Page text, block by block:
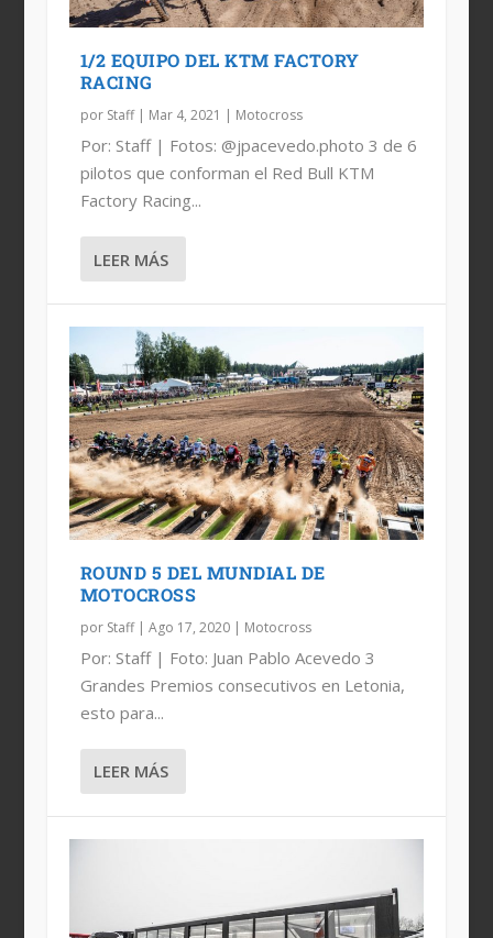
MOTOCROSS
MXGP
ANDRADE
1/2 EQUIPO DEL KTM FACTORY
RACING
por Staff| Mar 4, 2021 | Motocross
Por: Staff | Fotos: @jpacevedo.photo 3 de 6
pilotos que conforman el Red Bull KTM
Factory Racing...
LEER MÁS
ROUND 5 DEL MUNDIAL DE
MOTOCROSS
por Staff| Ago 17, 2020| Motocross
Por: Staff | Foto: Juan Pablo Acevedo 3
Grandes Premios consecutivos en Letonia,
esto para...
LEER MÁS